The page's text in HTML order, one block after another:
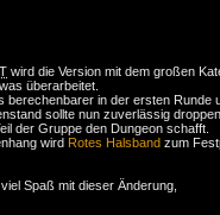
wird die Version mit dem großen
überarbeitet.
berechenbarer in der ersten Runde
sollte nun zuverlässig
der Gruppe den Dungeon schafft.
wird Rotes Halsband zum
Spaß mit dieser Änderung,